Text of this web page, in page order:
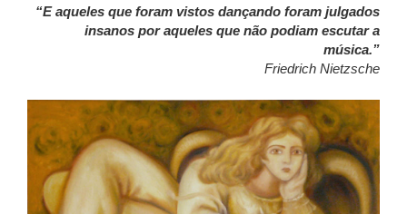
“E aqueles que foram vistos dançando foram julgados
insanos por aqueles que não podiam escutar a
música.”
Friedrich Nietzsche